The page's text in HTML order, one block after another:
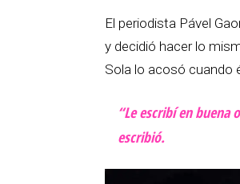
El periodista Pável
y decidió hacer lo
Sola lo acosó cuando
“Le escribí en buena
escribió.